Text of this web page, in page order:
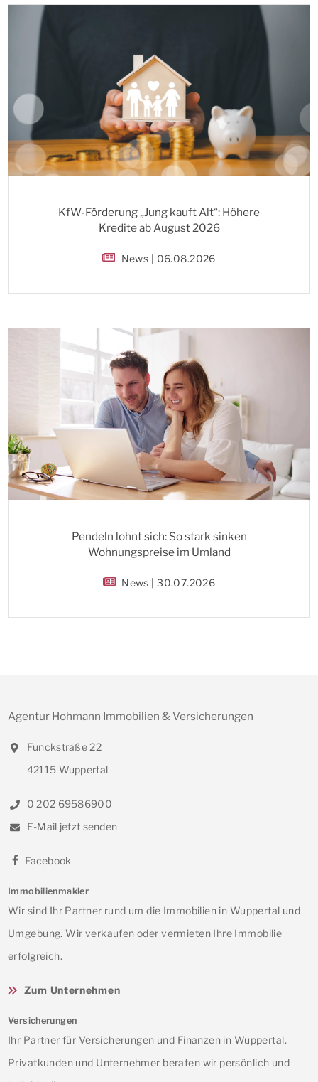
KfW-Förderung „Jung kauft Alt“: Höhere
Kredite ab August 2026
News | 06.08.2026
Pendeln lohnt sich: So stark sinken
Wohnungspreise im Umland
News | 30.07.2026
Agentur Hohmann Immobilien & Versicherungen
Funckstraße 22
42115 Wuppertal
0 202 69586900
E-Mail jetzt senden
Facebook
Immobilienmakler
Wir sind Ihr Partner rund um die Immobilien in Wuppertal und
Umgebung. Wir verkaufen oder vermieten Ihre Immobilie
erfolgreich.
Zum Unternehmen
Versicherungen
Ihr Partner für Versicherungen und Finanzen in Wuppertal.
Privatkunden und Unternehmer beraten wir persönlich und